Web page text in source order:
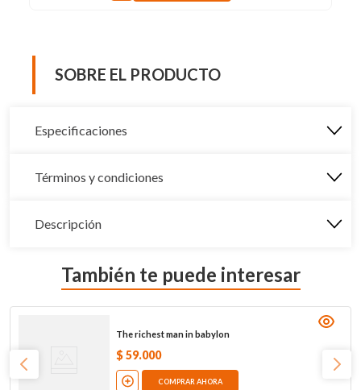
SOBRE EL PRODUCTO
Especificaciones
Términos y condiciones
Descripción
También te puede interesar
The richest man in babylon
$ 59.000
COMPRAR AHORA